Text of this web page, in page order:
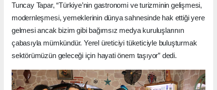
Tuncay Tapar, “Türkiye’nin gastronomi ve turizminin gelişmesi,
modernleşmesi, yemeklerinin dünya sahnesinde hak ettiği yere
gelmesi ancak bizim gibi bağımsız medya kuruluşlarının
çabasıyla mümkündür. Yerel üreticiyi tüketiciyle buluşturmak
sektörümüzün geleceği için hayati önem taşıyor” dedi.